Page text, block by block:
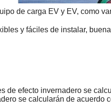
de carga EV y EV, como
y fáciles de instalar,
de efecto invernadero se
se calcularán de acuerdo